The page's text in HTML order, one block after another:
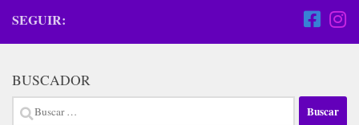
SEGUIR:
BUSCADOR
Buscar: